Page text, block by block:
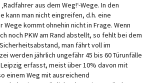
aus dem Weg!‘-Wege. In den
kann man nicht eingreifen, d.h. eine
Wege kommt ohnehin nicht in Frage. Wenn
noch PKW am Rand abstellt, so fehlt bei dem
man fährt voll im
werden jährlich ungefähr 45 bis 60 Türunfälle
erfasst, meist über 10% davon mit
einem Weg mit ausreichend